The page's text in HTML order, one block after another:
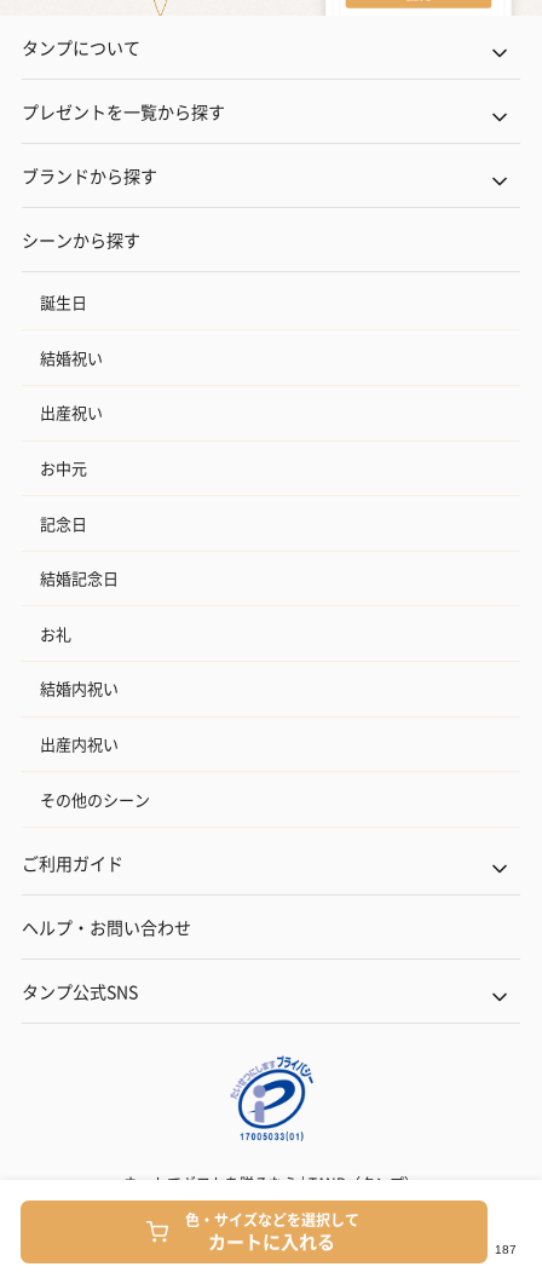
色・サイズなどを選択して
カートに入れる
タンプについて
プレゼントを一覧から探す
ブランドから探す
シーンから探す
誕生日
結婚祝い
出産祝い
お中元
記念日
結婚記念日
お礼
結婚内祝い
出産内祝い
その他のシーン
ご利用ガイド
ヘルプ・お問い合わせ
タンプ公式SNS
ネットでギフトを贈るなら | TANP（タンプ）
Copyright© TANP Inc.